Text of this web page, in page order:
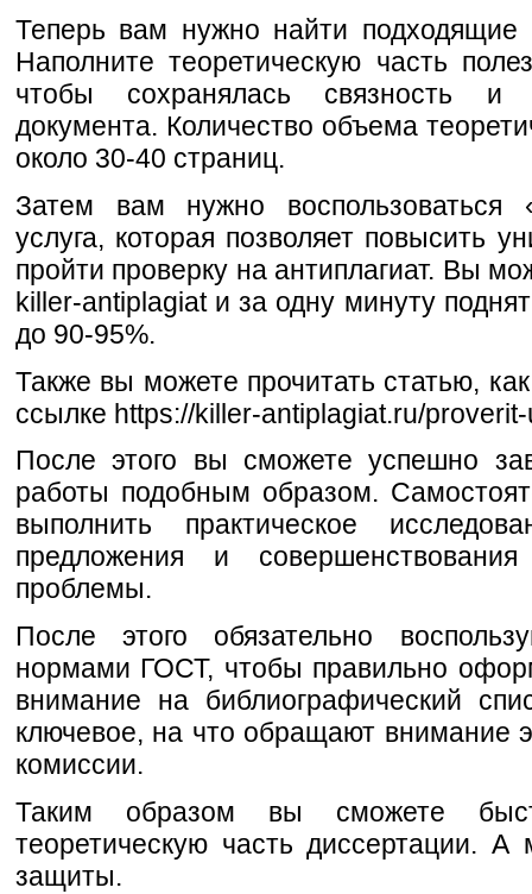
Теперь вам нужно найти подходящие
Наполните теоретическую часть
чтобы сохранялась связность и
документа. Количество объема
около 30-40 страниц.
Затем вам нужно воспользоваться
услуга, которая позволяет повысить
пройти проверку на антиплагиат. Вы
killer-antiplagiat и за одну минуту
до 90-95%.
Также вы можете прочитать статью,
ссылке https://killer-antiplagiat.ru/
После этого вы сможете успешно
работы подобным образом.
выполнить практическое
предложения и
проблемы.
После этого обязательно
нормами ГОСТ, чтобы правильно
внимание на библиографический
ключевое, на что обращают внимание
комиссии.
Таким образом вы сможете
теоретическую часть диссертации.
защиты.